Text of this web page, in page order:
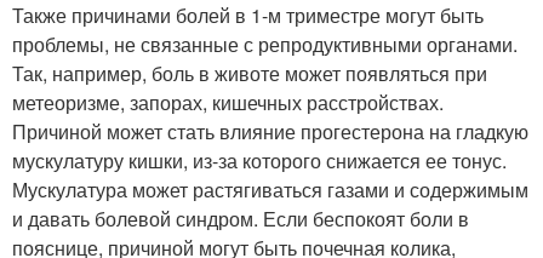
Также причинами болей в 1-м триместре могут быть
проблемы, не связанные с репродуктивными органами.
Так, например, боль в животе может появляться при
метеоризме, запорах, кишечных расстройствах.
Причиной может стать влияние прогестерона на гладкую
мускулатуру кишки, из-за которого снижается ее тонус.
Мускулатура может растягиваться газами и содержимым
и давать болевой синдром. Если беспокоят боли в
пояснице, причиной могут быть почечная колика,